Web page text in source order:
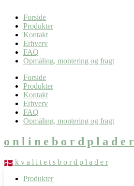
Forside
Produkter
Kontakt
Erhverv
FAQ
Opmåling, montering og fragt
Forside
Produkter
Kontakt
Erhverv
FAQ
Opmåling, montering og fragt
o n l i n e b o r d p l a d e r
k v a l i t e t s b o r d p l a d e r
Produkter